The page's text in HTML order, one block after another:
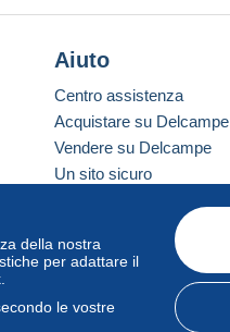
della nostra
per adattare il
le vostre
Aiuto
Centro assistenza
Acquistare su Delcampe
Vendere su Delcampe
Un sito sicuro